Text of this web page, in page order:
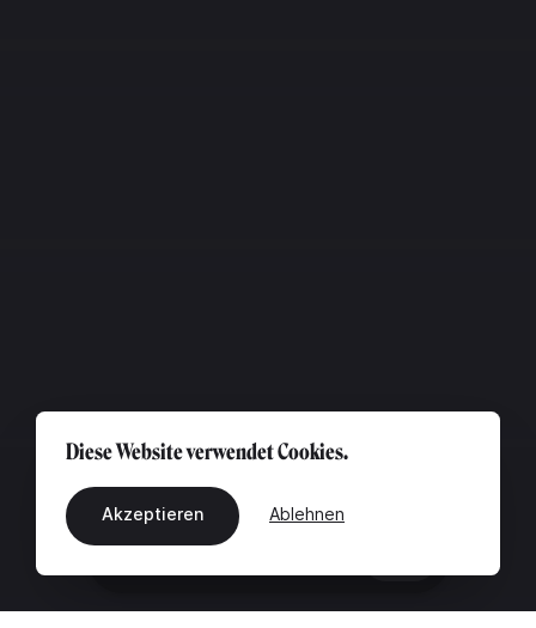
Diese Website verwendet Cookies.
Akzeptieren Ablehnen